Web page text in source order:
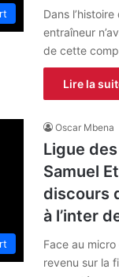
Dans
entraîneur
de cette
Lire la
Oscar Mbena
Ligue
Samuel
discours
à l’inter
Face au micro
revenu sur la